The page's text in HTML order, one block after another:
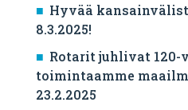
Hyvää
8.3.2025!
Rotarit juhlivat 120-
toimintaamme
23.2.2025